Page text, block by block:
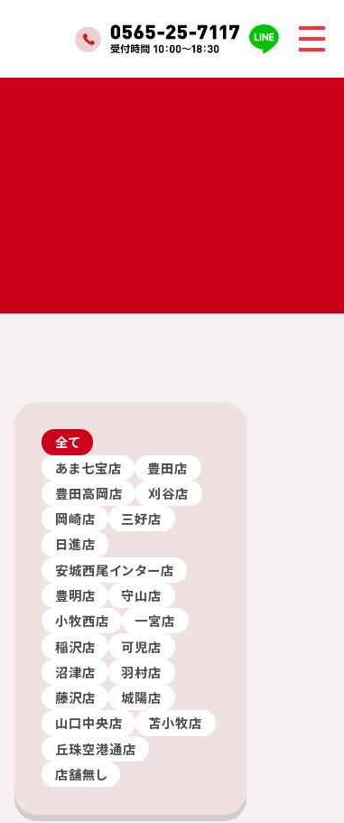
全て
あま七宝店
豊田店
豊田高岡店
刈谷店
岡崎店
三好店
日進店
安城西尾インター店
豊明店
守山店
小牧西店
一宮店
稲沢店
可児店
沼津店
羽村店
藤沢店
城陽店
山口中央店
苫小牧店
丘珠空港通店
店舗無し